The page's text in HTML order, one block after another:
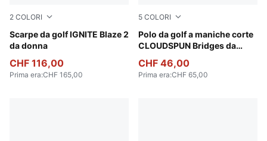
2 COLORI
Scarpe da golf IGNITE Blaze 2
da donna
PUMA Black-Aquatic
CHF 116,00
Prima era:CHF 165,00
5 COLORI
Polo da golf a maniche corte
CLOUDSPUN Bridges da
Puma Black
CHF 46,00
Prima era:CHF 65,00